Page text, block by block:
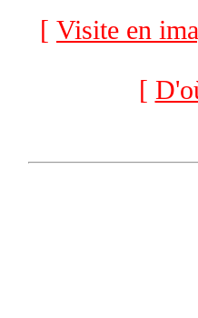
[ Visite en
[